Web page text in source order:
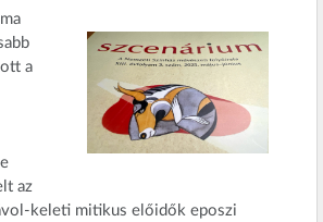
a
az
keleti mitikus előidők eposzi